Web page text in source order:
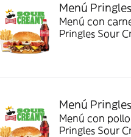
Menú
Menú con
Pringles Sour
Menú
Menú con
Pringles Sour